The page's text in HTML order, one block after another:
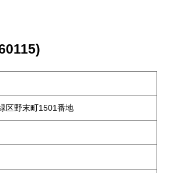
区野末町1501番地